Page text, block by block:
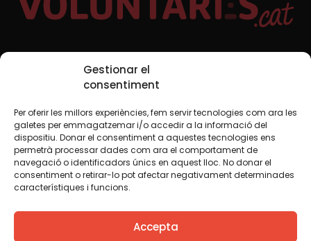
Gestionar el
consentiment
Per oferir les millors experiències, fem servir tecnologies com ara les
galetes per emmagatzemar i/o accedir a la informació del
dispositiu. Donar el consentiment a aquestes tecnologies ens
permetrà processar dades com ara el comportament de
navegació o identificadors únics en aquest lloc. No donar el
consentiment o retirar-lo pot afectar negativament determinades
característiques i funcions.
Accepta
Xarxes Socials
TWT YTB IG FB IN
Avís legalPolítica de cookies
Creiem que el coneixement s’ha de compartir. Per això
fem servir una llicència Creative Commons, llevat que en